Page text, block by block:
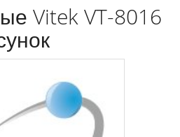
Vitek VT-8016